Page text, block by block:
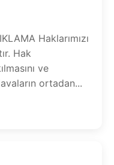
Haklarımızı
Hak
ve
ortadan...